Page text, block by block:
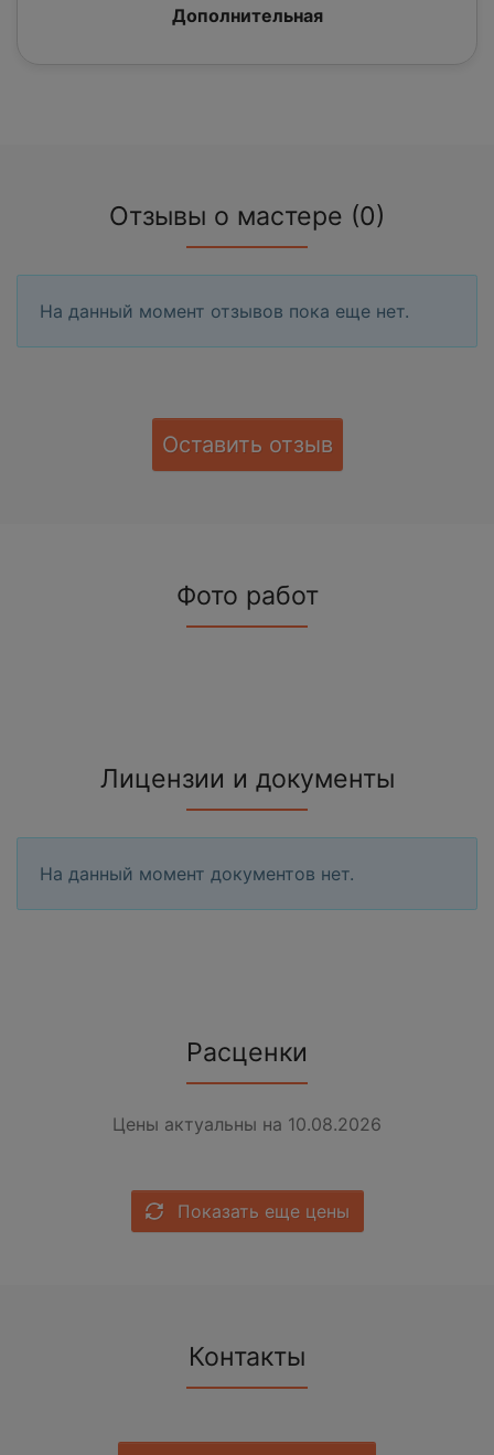
Дополнительная
Отзывы о мастере (0)
На данный момент отзывов пока еще нет.
Оставить отзыв
Фото работ
Лицензии и документы
На данный момент документов нет.
Расценки
Цены актуальны на 10.08.2026
Показать еще цены
Контакты